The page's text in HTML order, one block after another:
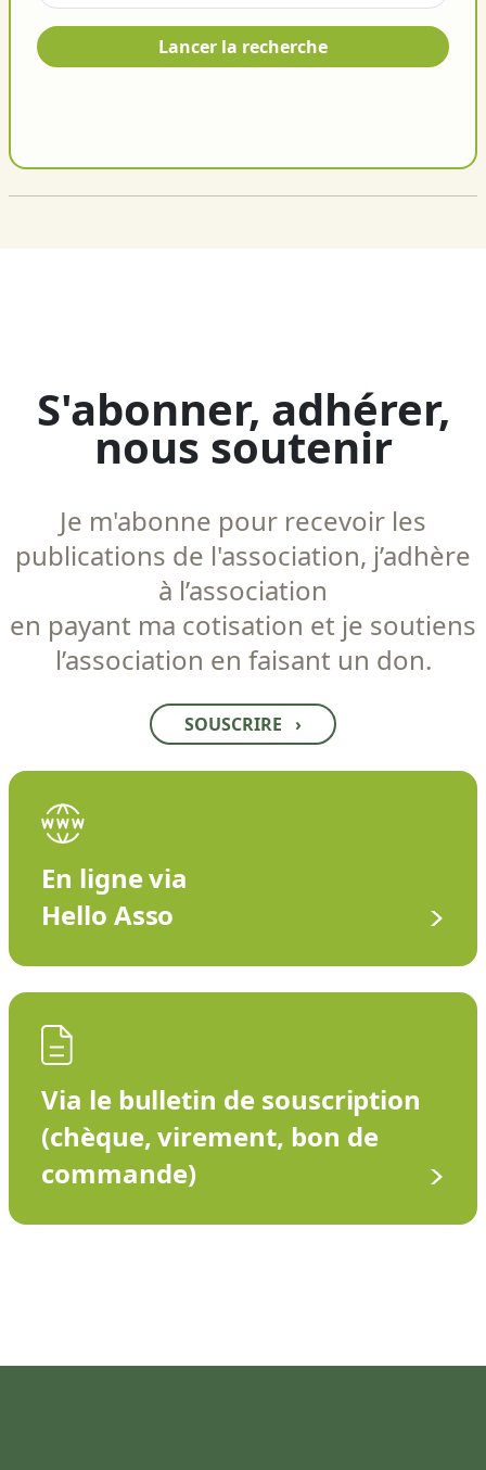
Lancer la recherche
S'abonner, adhérer,
nous soutenir
Je m'abonne pour recevoir les
publications de l'association, j’adhère
à l’association
en payant ma cotisation et je soutiens
l’association en faisant un don.
SOUSCRIRE ›
En ligne via
Hello Asso
Via le bulletin de souscription
(chèque, virement, bon de
commande)